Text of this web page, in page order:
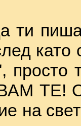
ти
като
просто
ТЕ!
на